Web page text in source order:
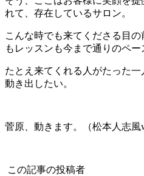
れて、存在しているサロン。
こんな時でも来てくださる目
もレッスンも今まで通りのペー
たとえ来てくれる人がたった
動き出したい。
菅原、動きます。（松本人志風
この記事の投稿者